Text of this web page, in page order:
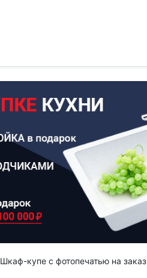
Шкаф-купе с фотопечатью на заказ